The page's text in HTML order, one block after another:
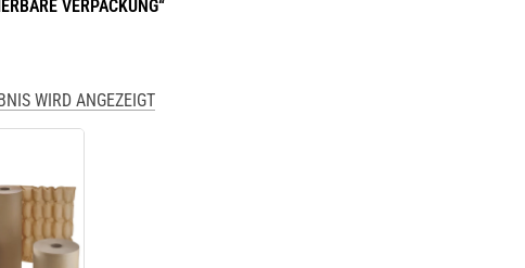
VERPACKUNG“
WIRD ANGEZEIGT